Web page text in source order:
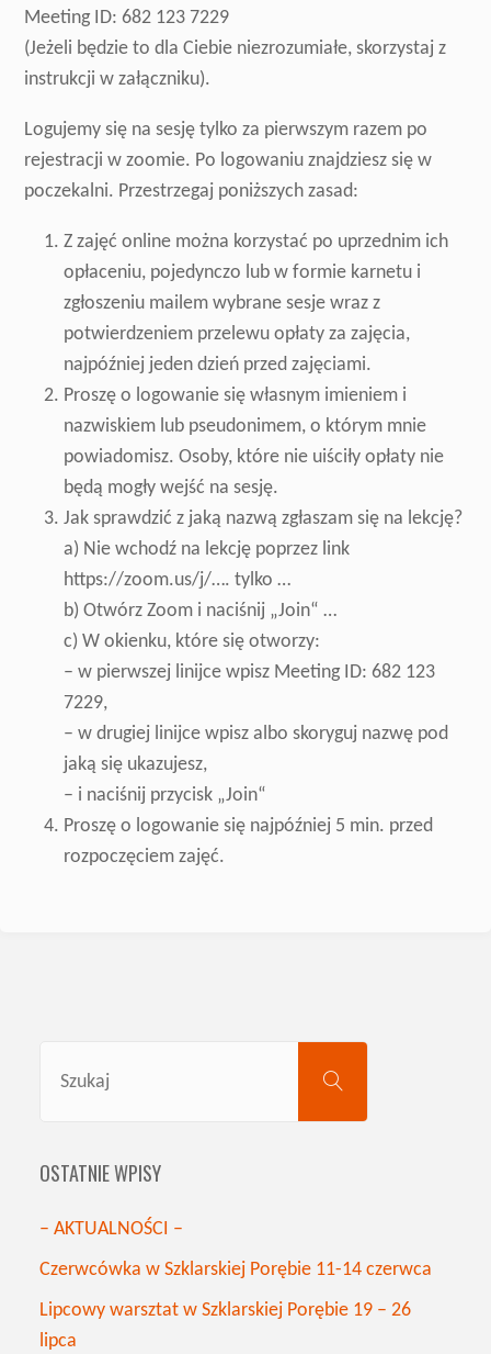
Meeting ID: 682 123 7229
(Jeżeli będzie to dla Ciebie niezrozumiałe, skorzystaj z
instrukcji w załączniku).
Logujemy się na sesję tylko za pierwszym razem po
rejestracji w zoomie. Po logowaniu znajdziesz się w
poczekalni. Przestrzegaj poniższych zasad:
Z zajęć online można korzystać po uprzednim ich
opłaceniu, pojedynczo lub w formie karnetu i
zgłoszeniu mailem wybrane sesje wraz z
potwierdzeniem przelewu opłaty za zajęcia,
najpóźniej jeden dzień przed zajęciami.
Proszę o logowanie się własnym imieniem i
nazwiskiem lub pseudonimem, o którym mnie
powiadomisz. Osoby, które nie uiściły opłaty nie
będą mogły wejść na sesję.
Jak sprawdzić z jaką nazwą zgłaszam się na lekcję?
a) Nie wchodź na lekcję poprzez link
https://zoom.us/j/…. tylko …
b) Otwórz Zoom i naciśnij „Join“ …
c) W okienku, które się otworzy:
– w pierwszej linijce wpisz Meeting ID: 682 123
7229,
– w drugiej linijce wpisz albo skoryguj nazwę pod
jaką się ukazujesz,
– i naciśnij przycisk „Join“
Proszę o logowanie się najpóźniej 5 min. przed
rozpoczęciem zajęć.
SZUKAJ
OSTATNIE WPISY
– AKTUALNOŚCI –
Czerwcówka w Szklarskiej Porębie 11-14 czerwca
Lipcowy warsztat w Szklarskiej Porębie 19 – 26
lipca